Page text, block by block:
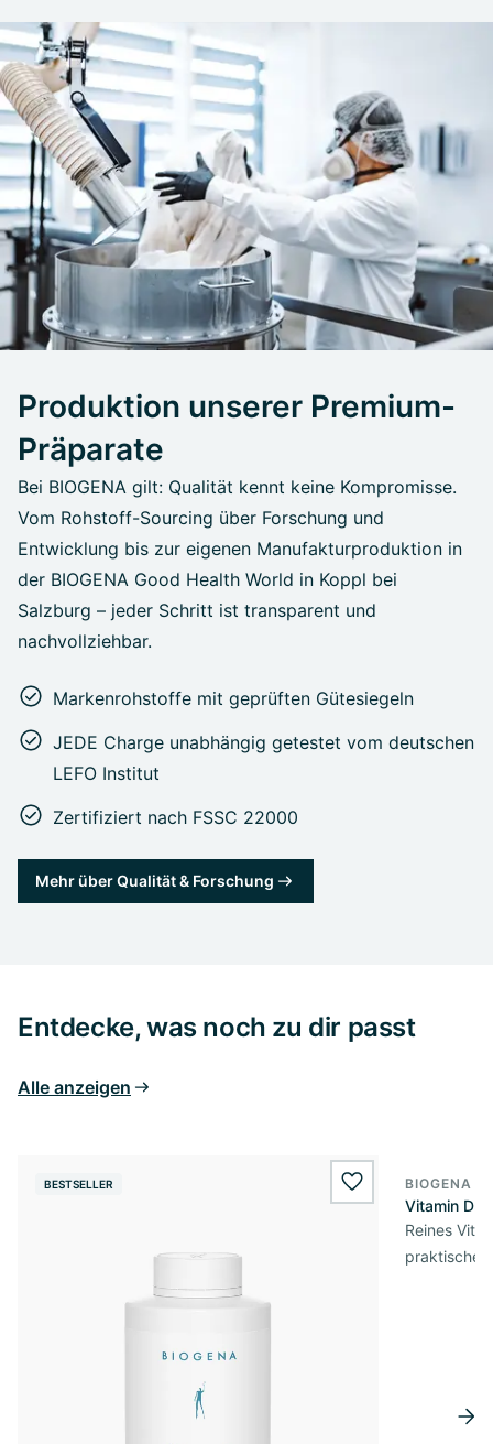
Produktion unserer Premium-
Präparate
Bei BIOGENA gilt: Qualität kennt keine Kompromisse.
Vom Rohstoff-Sourcing über Forschung und
Entwicklung bis zur eigenen Manufakturproduktion in
der BIOGENA Good Health World in Koppl bei
Salzburg – jeder Schritt ist transparent und
nachvollziehbar.
Markenrohstoffe mit geprüften Gütesiegeln
JEDE Charge unabhängig getestet vom deutschen
LEFO Institut
Zertifiziert nach FSSC 22000
Mehr über Qualität & Forschung
Entdecke, was noch zu dir passt
Alle anzeigen
BESTSELLER wishlist.add
BIOGENA
Vitamin D3
Reines
praktischer